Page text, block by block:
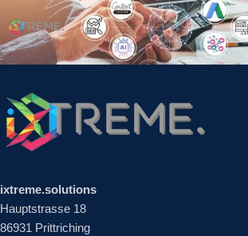
ixtreme.solutions
Hauptstrasse 18
86931 Prittriching